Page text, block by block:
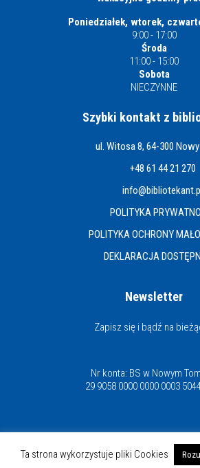
Poniedziałek, wtorek,
9:00 - 17:00
Środa
11:00 - 15:00
Sobota
NIECZYNNE
Szybki kontakt z
ul. Witosa 8, 64-300
+48 61 44 21 270
POLITYKA
POLITYKA OCHRONY
DEKLARACJA
Newsletter
Zapisz się i bądź na
Nr konta: BS w Nowym
29 9058 0000 0000 0003
Miejska i Powiatowa
© Copyright 2021 |
Ta strona wykorzystuje pliki Cookies